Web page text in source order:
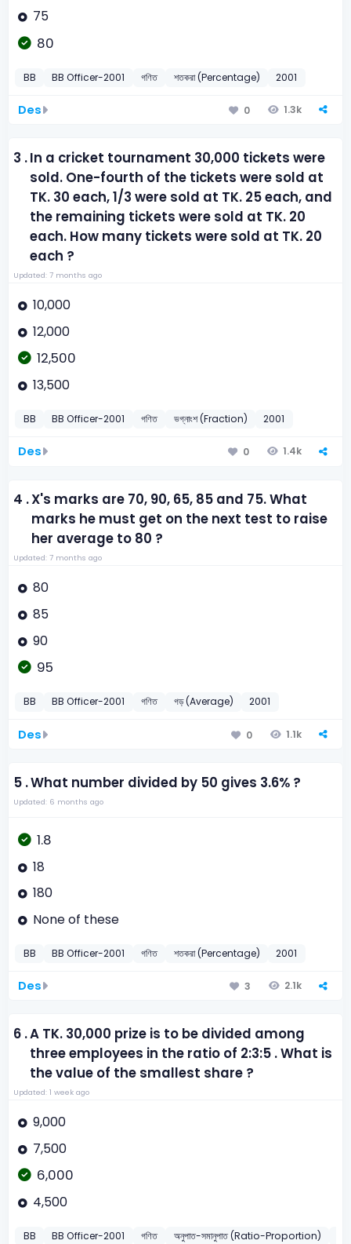
75
80
BB BB Officer-2001 গণিত শতকরা (Percentage) 2001
Des 0 1.3k
3 .In a cricket tournament 30,000 tickets were
sold. One-fourth of the tickets were sold at
TK. 30 each, 1/3 were sold at TK. 25 each, and
the remaining tickets were sold at TK. 20
each. How many tickets were sold at TK. 20
each ?
Updated: 7 months ago
10,000
12,000
12,500
13,500
BB BB Officer-2001 গণিত ভগ্নাংশ (Fraction) 2001
Des 0 1.4k
4 .X's marks are 70, 90, 65, 85 and 75. What
marks he must get on the next test to raise
her average to 80 ?
Updated: 7 months ago
80
85
90
95
BB BB Officer-2001 গণিত গড় (Average) 2001
Des 0 1.1k
5 .What number divided by 50 gives 3.6% ?
Updated: 6 months ago
1.8
18
180
None of these
BB BB Officer-2001 গণিত শতকরা (Percentage) 2001
Des 3 2.1k
6 .A TK. 30,000 prize is to be divided among
three employees in the ratio of 2:3:5 . What is
the value of the smallest share ?
Updated: 1 week ago
9,000
7,500
6,000
4,500
BB BB Officer-2001 গণিত অনুপাত-সমানুপাত (Ratio-Proportion)